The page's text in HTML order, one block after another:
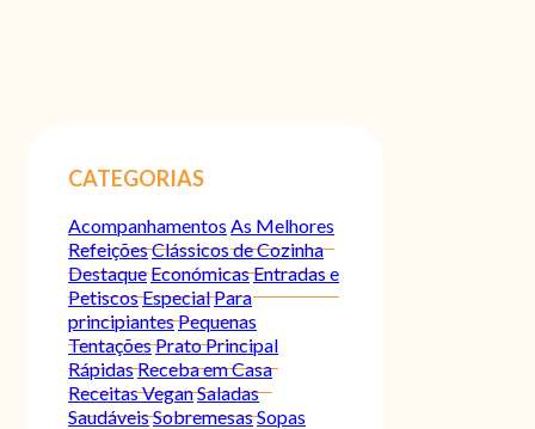
CATEGORIAS
Acompanhamentos As Melhores
RefeiçõesClássicos de Cozinha
Destaque EconómicasEntradas e
PetiscosEspecialPara
principiantesPequenas
TentaçõesPrato Principal
RápidasReceba em Casa
Receitas VeganSaladas
SaudáveisSobremesasSopas